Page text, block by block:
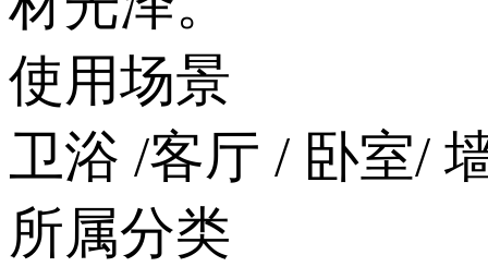
使用场景
卫浴 /客厅 / 卧室/
所属分类